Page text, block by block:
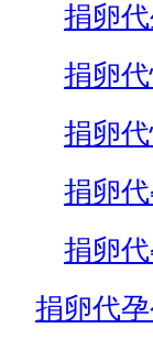
捐卵
捐卵
捐卵
捐卵
捐卵
捐卵代孕